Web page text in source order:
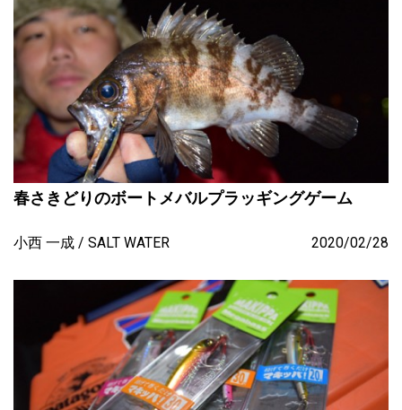
春さきどりのボートメバルプラッギングゲーム
小西 一成 SALT WATER 2020/02/28